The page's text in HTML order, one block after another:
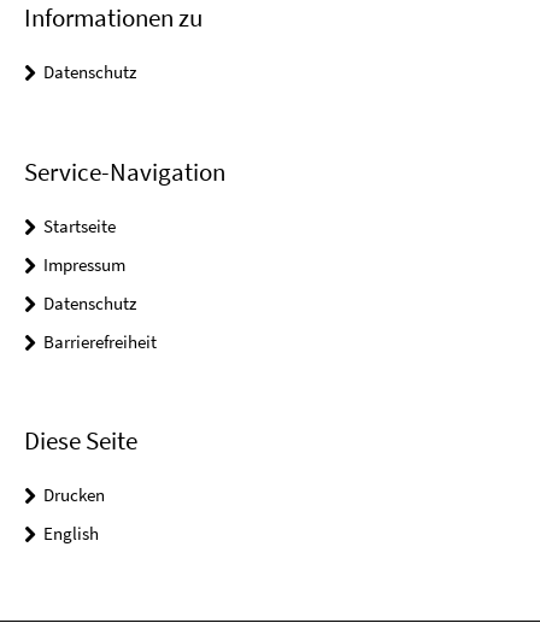
Informationen zu
Datenschutz
Service-Navigation
Startseite
Impressum
Datenschutz
Barrierefreiheit
Diese Seite
Drucken
English